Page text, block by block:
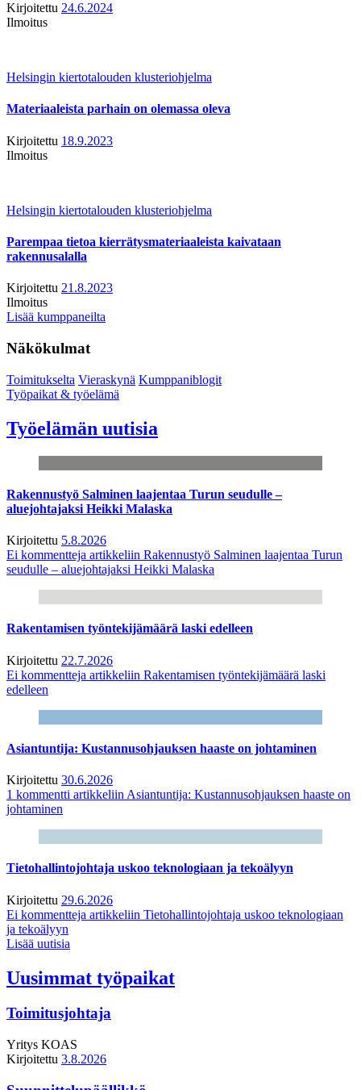
Kirjoitettu 24.6.2024
Ilmoitus
Helsingin kiertotalouden klusteriohjelma
Materiaaleista parhain on olemassa oleva
Kirjoitettu 18.9.2023
Ilmoitus
Helsingin kiertotalouden klusteriohjelma
Parempaa tietoa kierrätysmateriaaleista kaivataan
rakennusalalla
Kirjoitettu 21.8.2023
Ilmoitus
Lisää kumppaneilta
Näkökulmat
Toimitukselta Vieraskynä Kumppaniblogit
Työpaikat & työelämä
Työelämän uutisia
Rakennustyö Salminen laajentaa Turun seudulle –
aluejohtajaksi Heikki Malaska
Kirjoitettu 5.8.2026
Ei kommentteja artikkeliin Rakennustyö Salminen laajentaa Turun
seudulle – aluejohtajaksi Heikki Malaska
Rakentamisen työntekijämäärä laski edelleen
Kirjoitettu 22.7.2026
Ei kommentteja artikkeliin Rakentamisen työntekijämäärä laski
edelleen
Asiantuntija: Kustannusohjauksen haaste on johtaminen
Kirjoitettu 30.6.2026
1 kommentti artikkeliin Asiantuntija: Kustannusohjauksen haaste on
johtaminen
Tietohallintojohtaja uskoo teknologiaan ja tekoälyyn
Kirjoitettu 29.6.2026
Ei kommentteja artikkeliin Tietohallintojohtaja uskoo teknologiaan
ja tekoälyyn
Lisää uutisia
Uusimmat työpaikat
Toimitusjohtaja
Yritys KOAS
Kirjoitettu 3.8.2026